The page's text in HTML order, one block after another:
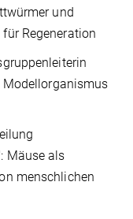
und
Regeneration
Modellorganismus
Mäuse als
menschlichen